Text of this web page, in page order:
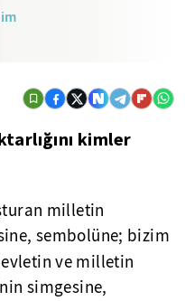
kimler
milletin
sembolüne; bizim
ve milletin
simgesine,